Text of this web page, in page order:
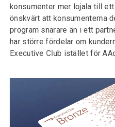
konsumenter mer lojala till
önskvärt att konsumenterna
program snarare än i ett
har större fördelar om
Executive Club istället för